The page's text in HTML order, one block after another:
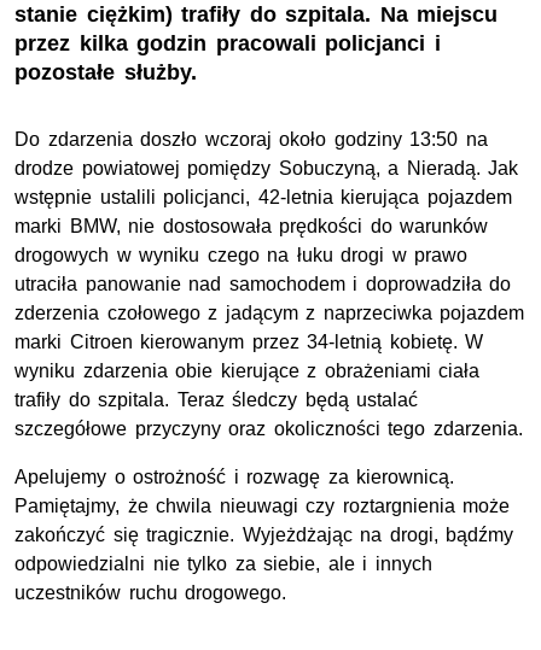
stanie ciężkim) trafiły do szpitala. Na miejscu
przez kilka godzin pracowali policjanci i
pozostałe służby.
Do zdarzenia doszło wczoraj około godziny 13:50 na
drodze powiatowej pomiędzy Sobuczyną, a Nieradą. Jak
wstępnie ustalili policjanci, 42-letnia kierująca pojazdem
marki BMW, nie dostosowała prędkości do warunków
drogowych w wyniku czego na łuku drogi w prawo
utraciła panowanie nad samochodem i doprowadziła do
zderzenia czołowego z jadącym z naprzeciwka pojazdem
marki Citroen kierowanym przez 34-letnią kobietę. W
wyniku zdarzenia obie kierujące z obrażeniami ciała
trafiły do szpitala. Teraz śledczy będą ustalać
szczegółowe przyczyny oraz okoliczności tego zdarzenia.
Apelujemy o ostrożność i rozwagę za kierownicą.
Pamiętajmy, że chwila nieuwagi czy roztargnienia może
zakończyć się tragicznie. Wyjeżdżając na drogi, bądźmy
odpowiedzialni nie tylko za siebie, ale i innych
uczestników ruchu drogowego.